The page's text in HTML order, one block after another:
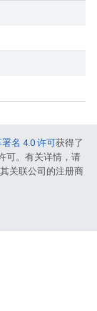
名 4.0 许可获得了
可。有关详情，请
关联公司的注册商